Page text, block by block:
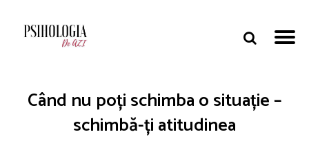
Când nu poți schimba o situație –
schimbă-ți atitudinea